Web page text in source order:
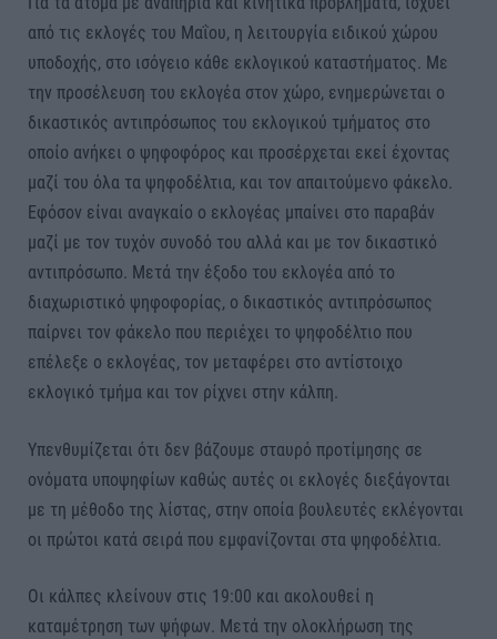
από τις εκλογές του Μαΐου, η λειτουργία ειδικού χώρου
υποδοχής, στο ισόγειο κάθε εκλογικού καταστήματος. Με
την προσέλευση του εκλογέα στον χώρο, ενημερώνεται ο
δικαστικός αντιπρόσωπος του εκλογικού τμήματος στο
οποίο ανήκει ο ψηφοφόρος και προσέρχεται εκεί έχοντας
μαζί του όλα τα ψηφοδέλτια, και τον απαιτούμενο φάκελο.
Εφόσον είναι αναγκαίο ο εκλογέας μπαίνει στο παραβάν
μαζί με τον τυχόν συνοδό του αλλά και με τον δικαστικό
αντιπρόσωπο. Μετά την έξοδο του εκλογέα από το
διαχωριστικό ψηφοφορίας, ο δικαστικός αντιπρόσωπος
παίρνει τον φάκελο που περιέχει το ψηφοδέλτιο που
επέλεξε ο εκλογέας, τον μεταφέρει στο αντίστοιχο
εκλογικό τμήμα και τον ρίχνει στην κάλπη.
Υπενθυμίζεται ότι δεν βάζουμε σταυρό προτίμησης σε
ονόματα υποψηφίων καθώς αυτές οι εκλογές διεξάγονται
με τη μέθοδο της λίστας, στην οποία βουλευτές εκλέγονται
οι πρώτοι κατά σειρά που εμφανίζονται στα ψηφοδέλτια.
Οι κάλπες κλείνουν στις 19:00 και ακολουθεί η
καταμέτρηση των ψήφων. Μετά την ολοκλήρωση της